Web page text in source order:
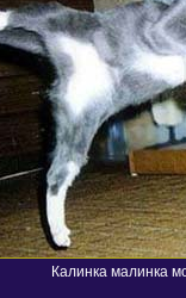
Калинка малинка